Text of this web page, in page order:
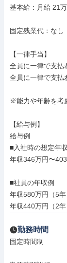
基本給：月給 21
固定残業代：なし
【一律手当】
全員に一律で支払
全員に一律で支払
※能力や年齢を考
【給与例】
給与例
■入社時の想定年収
年収346万円〜
■社員の年収例
年収580万円（5年
年収440万円（2年
勤務時間
固定時間制